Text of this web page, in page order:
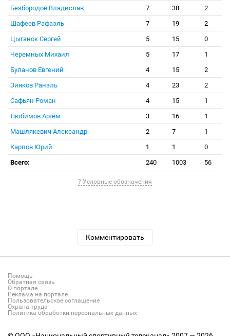
Безбородов Владислав
7 38
2
Шафеев Рафаэль
7 19
2
Цыганок Сергей
5 15
0
Черемных Михаил
5 17
1
Буланов Евгений
4 15
2
Зияков Ранэль
4 23
2
Сафьян Роман
4 15
1
Любимов Артём
3 16
1
Машлякевич Александр
2 7
1
Карпов Юрий
1 1
0
Всего:
240 1003 56
? Условные обозначения
Комментировать
Помощь
Обратная связь
О портале
Реклама на портале
Пользовательское соглашение
Охрана труда
Политика обработки персональных данных